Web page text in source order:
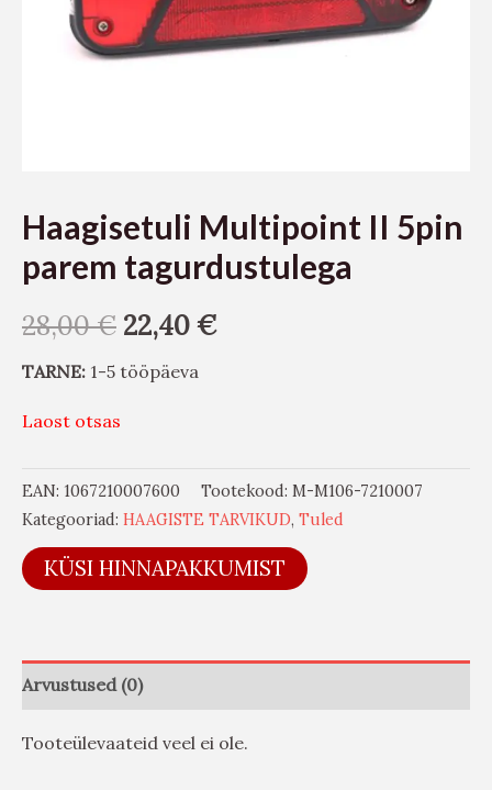
Haagisetuli Multipoint II 5pin
parem tagurdustulega
28,00€ 22,40€
TARNE: 1-5 tööpäeva
Laost otsas
EAN: 1067210007600 Tootekood: M-M106-7210007
Kategooriad: HAAGISTE TARVIKUD, Tuled
KÜSI HINNAPAKKUMIST
Arvustused (0)
Tooteülevaateid veel ei ole.